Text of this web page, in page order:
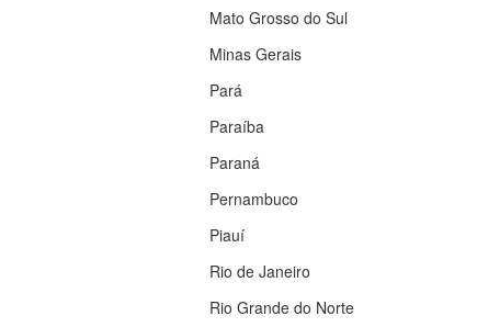
Mato Grosso do Sul
Minas Gerais
Pará
Paraíba
Paraná
Pernambuco
Piauí
Rio de Janeiro
Rio Grande do Norte